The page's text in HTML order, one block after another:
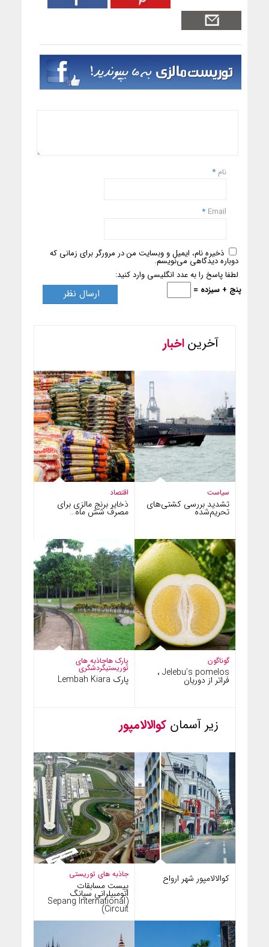
نام *
Email
*
ذخیره نام، ایمیل و وبسایت من در مرورگر برای زمانی که
دوباره دیدگاهی می‌نویسم.
لطفا پاسخ را به عدد انگلیسی وارد کنید:
پنج + سیزده =
آخریناخبار
اقتصاد
ذخایر برنج مالزی برای
مصرف شش ماه…
سیاست
تشدید بررسی کشتی‌های
تحریم‌شده
پارک هاجاذبه های
توریستیگردشگری
پارک Lembah Kiara
گوناگون
Jelebu’s pomelos ،
فراتر از دوریان
زیر آسمان کوالالامپور
جاذبه های توریستی
پیست مسابقات
اتومبیلرانی سپانگ
(Sepang International
Circuit)
کوالالامپور شهر ارواح